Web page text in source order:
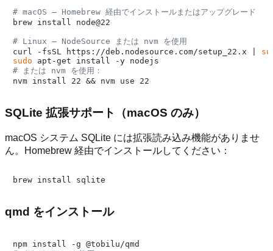
# macOS — Homebrew 経由でインストールまたはアップグレード
brew install node@22
# Linux — NodeSource または nvm を使用
curl -fsSL https://deb.nodesource.com/setup_22.x |
sudo
# または nvm を使用：
SQLite 拡張サポート（macOS のみ）
macOS システム SQLite には拡張読み込み機能がありませ
ん。Homebrew 経由でインストールしてください：
qmd をインストール